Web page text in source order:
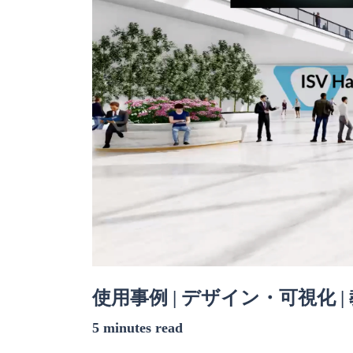
使用事例 | デザイン・可視化 |
5 minutes read